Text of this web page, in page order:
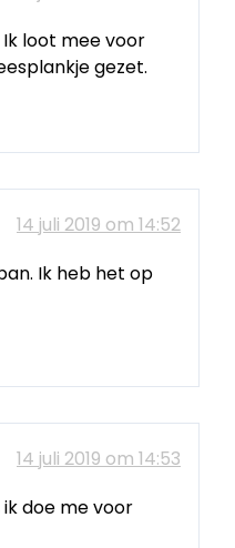
loot mee voor
gezet.
14 juli 2019 om 14:52
Ik heb het op
14 juli 2019 om 14:53
doe me voor